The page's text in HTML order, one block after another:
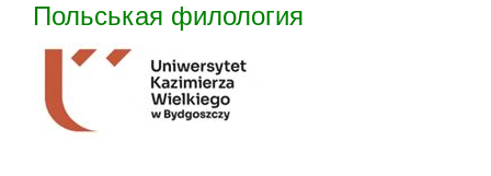
Польськая филология